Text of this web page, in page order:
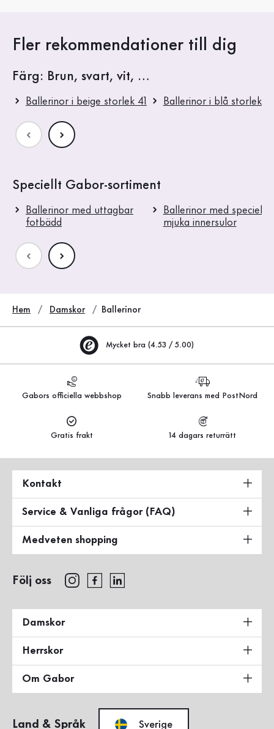
Fler rekommendationer till dig
Färg: Brun, svart, vit, …
Ballerinor i beige storlek 41 Ballerinor i blå storlek 41
Speciellt Gabor-sortiment
Ballerinor med uttagbar
fotbädd
Ballerinor med speciellt
mjuka innersulor
Hem Damskor Ballerinor
Mycket bra (4.53 / 5.00)
Gabors officiella webbshop Snabb leverans med PostNord
Gratis frakt 14 dagars returrätt
Kontakt
Service & Vanliga frågor (FAQ)
Medveten shopping
Följ oss
Damskor
Herrskor
Om Gabor
Land & Språk Sverige